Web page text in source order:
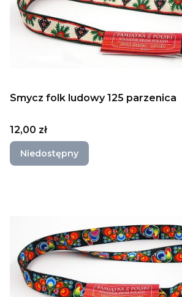
Smycz folk ludowy 125 parzenica
Cena
12,00 zł
Niedostępny